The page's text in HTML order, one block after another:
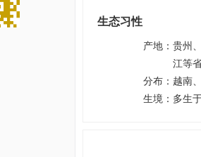
生态习性
产地 ： 贵州
江等
分布 ： 越南
生境 ： 多生